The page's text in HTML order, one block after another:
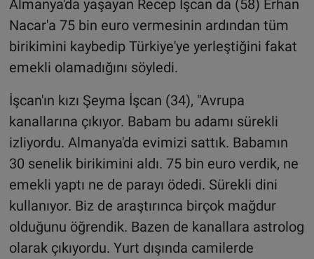
Almanya'da yaşayan Recep İşcan da (58) Erhan
Nacar'a 75 bin euro vermesinin ardından tüm
birikimini kaybedip Türkiye'ye yerleştiğini fakat
emekli olamadığını söyledi.
İşcan'ın kızı Şeyma İşcan (34), "Avrupa
kanallarına çıkıyor. Babam bu adamı sürekli
izliyordu. Almanya'da evimizi sattık. Babamın
30 senelik birikimini aldı. 75 bin euro verdik, ne
emekli yaptı ne de parayı ödedi. Sürekli dini
kullanıyor. Biz de araştırınca birçok mağdur
olduğunu öğrendik. Bazen de kanallara astrolog
olarak çıkıyordu. Yurt dışında camilerde